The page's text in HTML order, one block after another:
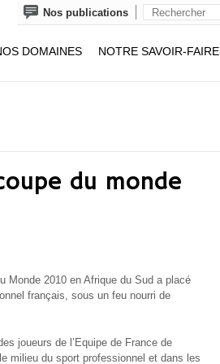
Nos publications
DOMAINES NOTRE SAVOIR-FAIRE
du monde
Monde 2010 en Afrique du Sud a placé
français, sous un feu nourri de
joueurs de l’Equipe de France de
milieu du sport professionnel et dans les